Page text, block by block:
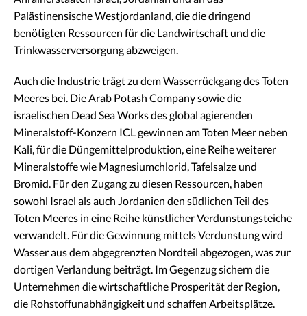
Palästinensische Westjordanland, die die dringend
benötigten Ressourcen für die Landwirtschaft und die
Trinkwasserversorgung abzweigen.
Auch die Industrie trägt zu dem Wasserrückgang des Toten
Meeres bei. Die Arab Potash Company sowie die
israelischen Dead Sea Works des global agierenden
Mineralstoff-Konzern ICL gewinnen am Toten Meer neben
Kali, für die Düngemittelproduktion, eine Reihe weiterer
Mineralstoffe wie Magnesiumchlorid, Tafelsalze und
Bromid. Für den Zugang zu diesen Ressourcen, haben
sowohl Israel als auch Jordanien den südlichen Teil des
Toten Meeres in eine Reihe künstlicher Verdunstungsteiche
verwandelt. Für die Gewinnung mittels Verdunstung wird
Wasser aus dem abgegrenzten Nordteil abgezogen, was zur
dortigen Verlandung beiträgt. Im Gegenzug sichern die
Unternehmen die wirtschaftliche Prosperität der Region,
die Rohstoffunabhängigkeit und schaffen Arbeitsplätze.